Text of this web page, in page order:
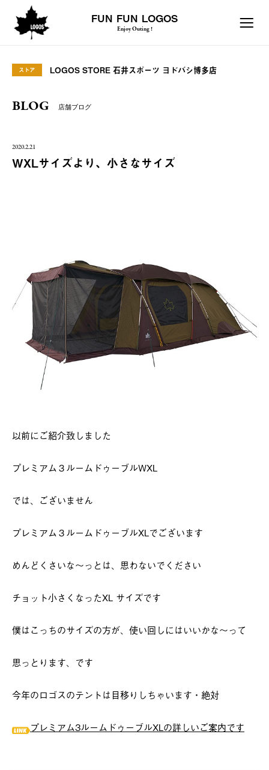
FUN FUN LOGOS
Enjoy Outing !
ストア LOGOS STORE 石井スポーツ ヨドバシ博多店
BLOG 店舗ブログ
2020.2.21
WXLサイズより、小さなサイズ
以前にご紹介致しました
プレミアム３ルームドゥーブルWXL
では、ございません
プレミアム３ルームドゥーブルXLでございます
めんどくさいな～っとは、思わないでください
チョット小さくなったXL サイズです
僕はこっちのサイズの方が、使い回しにはいいかな～って
思っとります、です
今年のロゴスのテントは目移りしちゃいます・絶対
プレミアム3ルームドゥーブルXLの詳しいご案内です